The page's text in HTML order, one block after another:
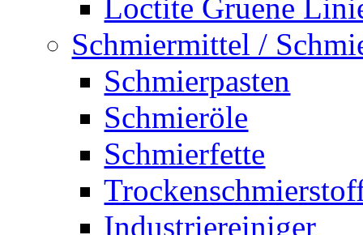
Loctite Gruene
Schmiermittel /
Schmierpasten
Schmieröle
Schmierfette
Industriereiniger